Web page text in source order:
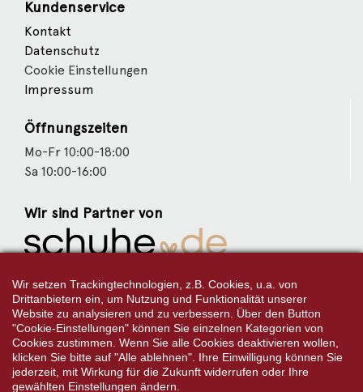
Kundenservice
Kontakt
Datenschutz
Cookie Einstellungen
Impressum
Öffnungszeiten
Mo-Fr 10:00-18:00
Sa 10:00-16:00
Wir sind Partner von
Weitere Partner
Folgen Sie uns:
Wir setzen Trackingtechnologien, z.B. Cookies, u.a. von
Drittanbietern ein, um Nutzung und Funktionalität unserer
Website zu analysieren und zu verbessern. Über den Button
"Cookie-Einstellungen" können Sie einzelnen Kategorien von
Cookies zustimmen. Wenn Sie alle Cookies deaktivieren wollen,
klicken Sie bitte auf "Alle ablehnen". Ihre Einwilligung können Sie
jederzeit, mit Wirkung für die Zukunft widerrufen oder Ihre
gewählten Einstellungen ändern.